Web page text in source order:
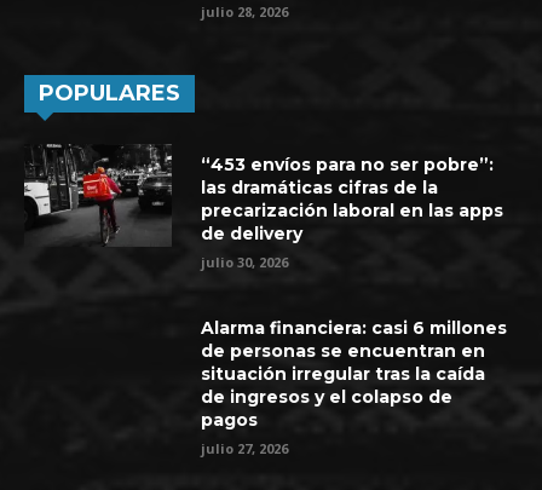
julio 28, 2026
POPULARES
“453 envíos para no ser pobre”:
las dramáticas cifras de la
precarización laboral en las apps
de delivery
julio 30, 2026
Alarma financiera: casi 6 millones
de personas se encuentran en
situación irregular tras la caída
de ingresos y el colapso de
pagos
julio 27, 2026